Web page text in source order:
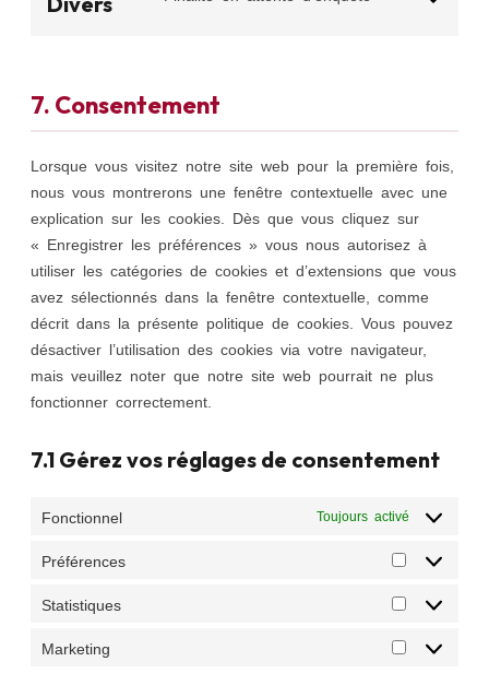
7. Consentement
Lorsque vous visitez notre site web pour la première fois,
nous vous montrerons une fenêtre contextuelle avec une
explication sur les cookies. Dès que vous cliquez sur
« Enregistrer les préférences » vous nous autorisez à
utiliser les catégories de cookies et d’extensions que vous
avez sélectionnés dans la fenêtre contextuelle, comme
décrit dans la présente politique de cookies. Vous pouvez
désactiver l’utilisation des cookies via votre navigateur,
mais veuillez noter que notre site web pourrait ne plus
fonctionner correctement.
7.1 Gérez vos réglages de consentement
Fonctionnel Toujours activé
Préférences
Statistiques
Marketing